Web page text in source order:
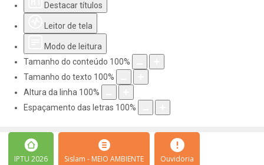
Destacar títulos
Leitor de tela
Modo de leitura
Tamanho do conteúdo 100%
Tamanho do texto 100%
Altura da linha 100%
Espaçamento das letras 100%
IPTU 2026 Sislam - MEIO AMBIENTE Ouvidoria